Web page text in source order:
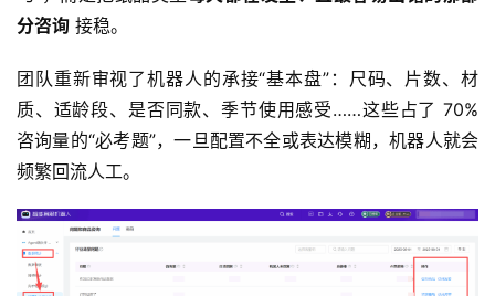
分咨询 接稳。
团队重新审视了机器人的承接“基本盘”：尺码、片数、材
质、适龄段、是否同款、季节使用感受……这些占了 70%
咨询量的“必考题”，一旦配置不全或表达模糊，机器人就会
频繁回流人工。